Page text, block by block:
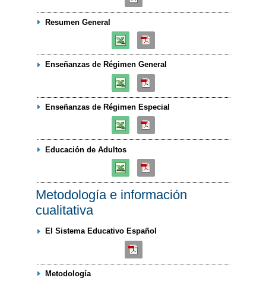
Resumen General
Enseñanzas de Régimen General
Enseñanzas de Régimen Especial
Educación de Adultos
Metodología e información
cualitativa
El Sistema Educativo Español
Metodología